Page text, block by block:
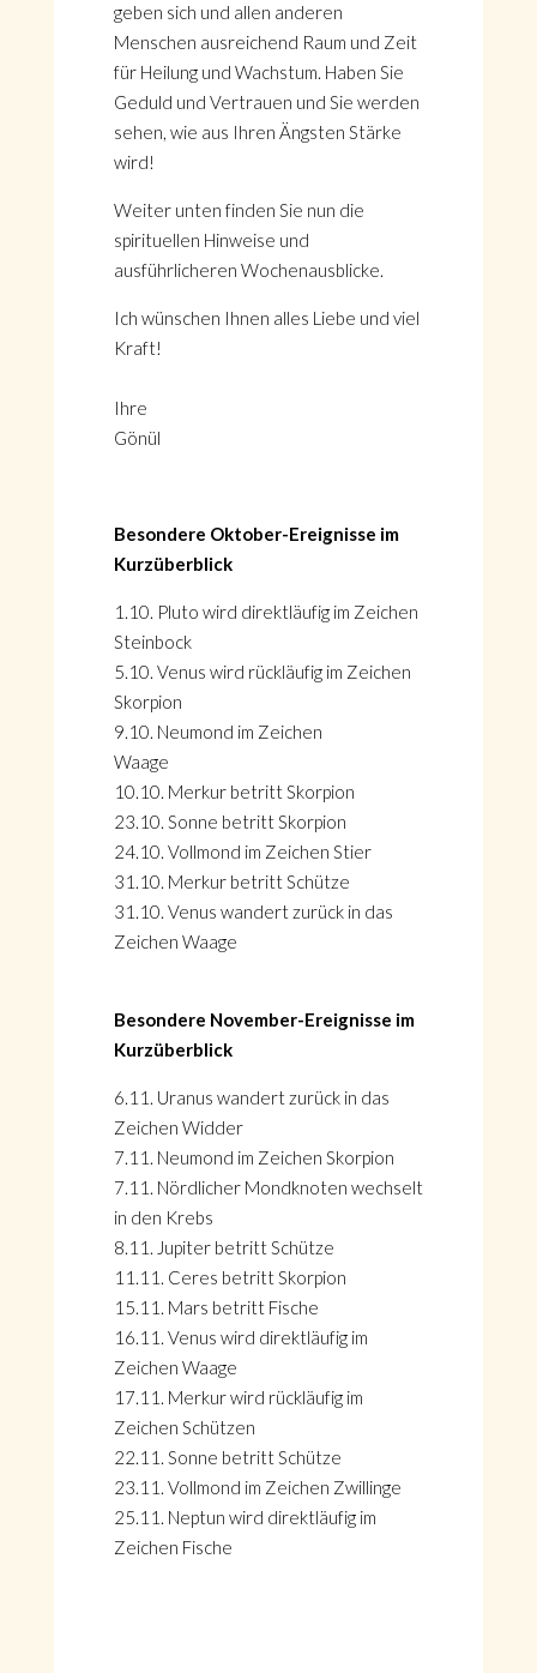
geben sich und allen anderen
Menschen ausreichend Raum und Zeit
für Heilung und Wachstum. Haben Sie
Geduld und Vertrauen und Sie werden
sehen, wie aus Ihren Ängsten Stärke
wird!
Weiter unten finden Sie nun die
spirituellen Hinweise und
ausführlicheren Wochenausblicke.
Ich wünschen Ihnen alles Liebe und viel
Kraft!
Ihre
Gönül
Besondere Oktober-Ereignisse im
Kurzüberblick
1.10. Pluto wird direktläufig im Zeichen
Steinbock
5.10. Venus wird rückläufig im Zeichen
Skorpion
9.10. Neumond im Zeichen
Waage
10.10. Merkur betritt Skorpion
23.10. Sonne betritt Skorpion
24.10. Vollmond im Zeichen Stier
31.10. Merkur betritt Schütze
31.10. Venus wandert zurück in das
Zeichen Waage
Besondere November-Ereignisse im
Kurzüberblick
6.11. Uranus wandert zurück in das
Zeichen Widder
7.11. Neumond im Zeichen Skorpion
7.11. Nördlicher Mondknoten wechselt
in den Krebs
8.11. Jupiter betritt Schütze
11.11. Ceres betritt Skorpion
15.11. Mars betritt Fische
16.11. Venus wird direktläufig im
Zeichen Waage
17.11. Merkur wird rückläufig im
Zeichen Schützen
22.11. Sonne betritt Schütze
23.11. Vollmond im Zeichen Zwillinge
25.11. Neptun wird direktläufig im
Zeichen Fische